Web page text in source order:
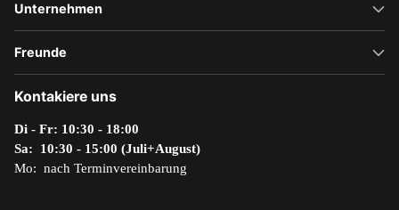
Unternehmen
Freunde
Kontakiere uns
Di - Fr: 10:30 - 18:00
Sa: 10:30 - 15:00 (Juli+August)
Mo: nach Terminvereinbarung